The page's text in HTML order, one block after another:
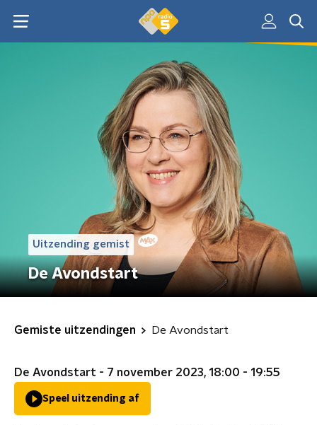
Uitzending gemist
De Avondstart
Gemiste uitzendingen De Avondstart
De Avondstart - 7 november 2023, 18:00 - 19:55
Speel uitzending af